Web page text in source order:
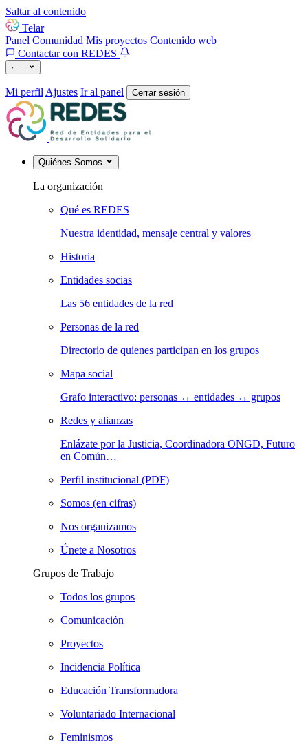
Saltar al contenido
Telar
Panel Comunidad Mis proyectos Contenido web
Contactar con REDES
· …
Mi perfil Ajustes Ir al panel Cerrar sesión
Quiénes Somos
La organización
Qué es REDES
Nuestra identidad, mensaje central y valores
Historia
Entidades socias
Las 56 entidades de la red
Personas de la red
Directorio de quienes participan en los grupos
Mapa social
Grafo interactivo: personas ↔ entidades ↔ grupos
Redes y alianzas
Enlázate por la Justicia, Coordinadora ONGD, Futuro
en Común…
Perfil institucional (PDF)
Somos (en cifras)
Nos organizamos
Únete a Nosotros
Grupos de Trabajo
Todos los grupos
Comunicación
Proyectos
Incidencia Política
Educación Transformadora
Voluntariado Internacional
Feminismos